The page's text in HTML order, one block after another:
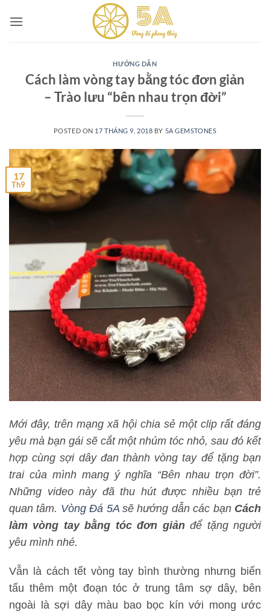
HƯỚNG DẪN
Cách làm vòng tay bằng tóc đơn giản
– Trào lưu “bên nhau trọn đời”
POSTED ON 17 THÁNG 9, 2018 BY 5A GEMSTONES
17
Th9
Mới đây, trên mạng xã hội chia sẻ một clip rất đáng
yêu mà bạn gái sẽ cắt một nhúm tóc nhỏ, sau đó kết
hợp cùng sợi dây đan thành vòng tay để tặng bạn
trai của mình mang ý nghĩa “Bên nhau trọn đời”.
Những video này đã thu hút được nhiều bạn trẻ
quan tâm. Vòng Đá 5Asẽ hướng dẫn các bạn Cách
làm vòng tay bằng tóc đơn giảnđể tặng người
yêu mình nhé.
Vẫn là cách tết vòng tay bình thường nhưng biến
tấu thêm một đoạn tóc ở trung tâm sợ dây, bên
ngoài là sợi dây màu bao bọc kín với mong ước